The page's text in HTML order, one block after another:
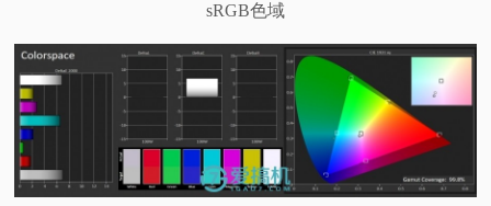
sRGB色域